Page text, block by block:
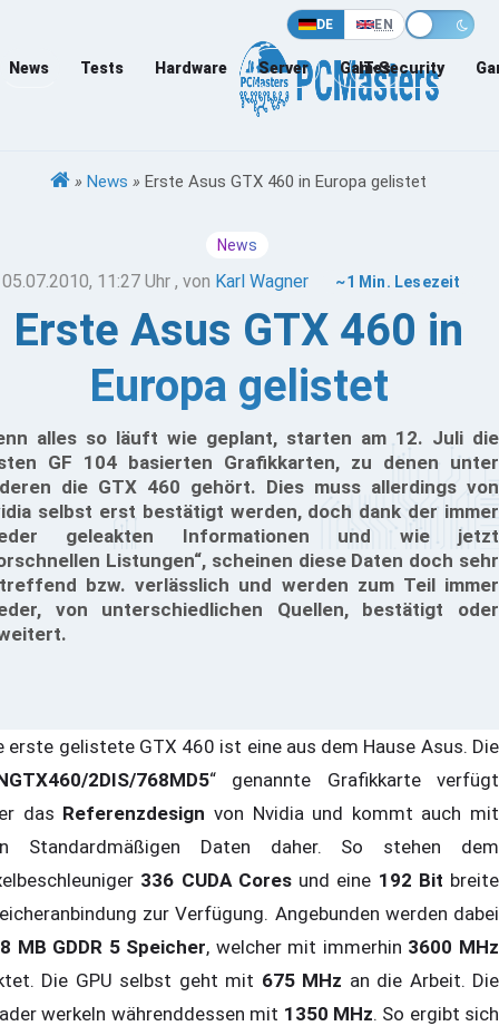
DE EN
News Tests Hardware Server Games
IT-Security
» News » Erste Asus GTX 460 in Europa gelistet
News
05.07.2010, 11:27 Uhr , von Karl Wagner ~1 Min. Lesezeit
Erste Asus GTX 460 in
Europa gelistet
alles so läuft wie geplant, starten am 12. Juli die
GF 104 basierten Grafikkarten, zu denen unter
die GTX 460 gehört. Dies muss allerdings von
selbst erst bestätigt werden, doch dank der immer
geleakten Informationen und wie jetzt
Listungen“, scheinen diese Daten doch sehr
bzw. verlässlich und werden zum Teil immer
von unterschiedlichen Quellen, bestätigt oder
erste gelistete GTX 460 ist eine aus dem Hause Asus. Die
2DIS/768MD5“ genannte Grafikkarte verfügt
das Referenzdesign von Nvidia und kommt auch mit
Standardmäßigen Daten daher. So stehen dem
336 CUDA Coresund eine 192 Bit breite
zur Verfügung. Angebunden werden dabei
MB GDDR 5 Speicher, welcher mit immerhin 3600 MHz
Die GPU selbst geht mit 675 MHz an die Arbeit. Die
werkeln währenddessen mit 1350 MHz. So ergibt sich